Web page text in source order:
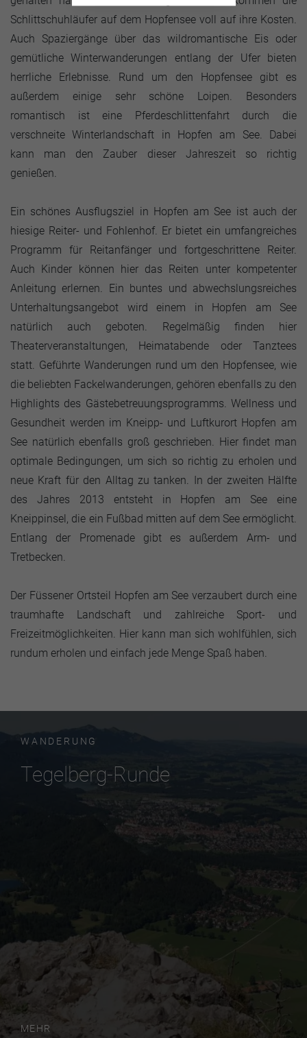
Schlittschuhläufer auf dem Hopfensee voll auf ihre Kosten.
Auch Spaziergänge über das wildromantische Eis oder
gemütliche Winterwanderungen entlang der Ufer bieten
herrliche Erlebnisse. Rund um den Hopfensee gibt es
außerdem einige sehr schöne Loipen. Besonders
romantisch ist eine Pferdeschlittenfahrt durch die
verschneite Winterlandschaft in Hopfen am See. Dabei
kann man den Zauber dieser Jahreszeit so richtig
genießen.
Ein schönes Ausflugsziel in Hopfen am See ist auch der
hiesige Reiter- und Fohlenhof. Er bietet ein umfangreiches
Programm für Reitanfänger und fortgeschrittene Reiter.
Auch Kinder können hier das Reiten unter kompetenter
Anleitung erlernen. Ein buntes und abwechslungsreiches
Unterhaltungsangebot wird einem in Hopfen am See
natürlich auch geboten. Regelmäßig finden hier
Theaterveranstaltungen, Heimatabende oder Tanztees
statt. Geführte Wanderungen rund um den Hopfensee, wie
die beliebten Fackelwanderungen, gehören ebenfalls zu den
Highlights des Gästebetreuungsprogramms. Wellness und
Gesundheit werden im Kneipp- und Luftkurort Hopfen am
See natürlich ebenfalls groß geschrieben. Hier findet man
optimale Bedingungen, um sich so richtig zu erholen und
neue Kraft für den Alltag zu tanken. In der zweiten Hälfte
des Jahres 2013 entsteht in Hopfen am See eine
Kneippinsel, die ein Fußbad mitten auf dem See ermöglicht.
Entlang der Promenade gibt es außerdem Arm- und
Tretbecken.
Der Füssener Ortsteil Hopfen am See verzaubert durch eine
traumhafte Landschaft und zahlreiche Sport- und
Freizeitmöglichkeiten. Hier kann man sich wohlfühlen, sich
rundum erholen und einfach jede Menge Spaß haben.
WANDERUNG
Tegelberg-Runde
MEHR